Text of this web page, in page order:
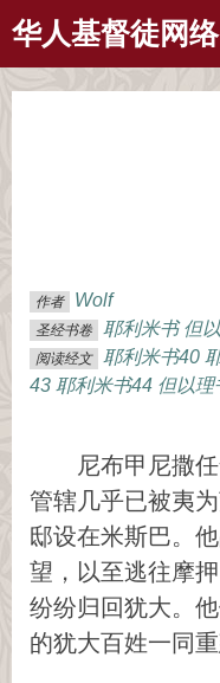
华人基督徒网
作者 Wolf
圣经书卷 耶利米书 但
阅读经文 耶利米书40
43 耶利米书44 但以理
尼布甲尼撒
管辖几乎已被夷
邸设在米斯巴。
望，以至逃往摩
纷纷归回犹大。
的犹大百姓一同